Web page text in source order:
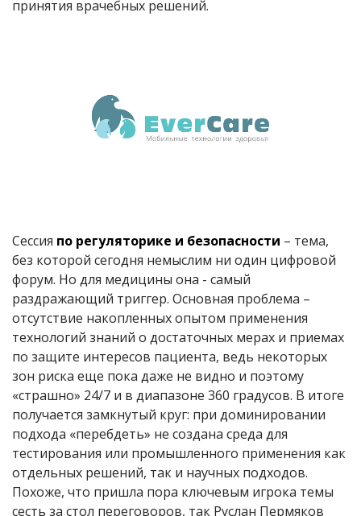
принятия врачебных решений.
Сессия по регуляторике и безопасности – тема,
без которой сегодня немыслим ни один цифровой
форум. Но для медицины она - самый
раздражающий триггер. Основная проблема –
отсутствие накопленных опытом применения
технологий знаний о достаточных мерах и приемах
по защите интересов пациента, ведь некоторых
зон риска еще пока даже не видно и поэтому
«страшно» 24/7 и в диапазоне 360 градусов. В итоге
получается замкнутый круг: при доминировании
подхода «перебдеть» не создана среда для
тестирования или промышленного применения как
отдельных решений, так и научных подходов.
Похоже, что пришла пора ключевым игрока темы
сесть за стол переговоров, так Руслан Пермяков